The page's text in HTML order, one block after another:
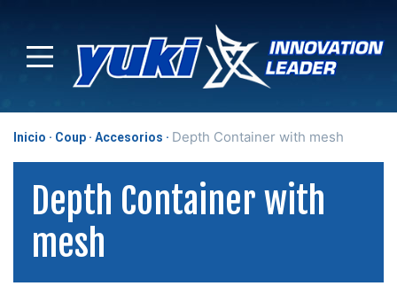
Inicio Coup Accesorios Depth Container with mesh
Depth Container with
mesh